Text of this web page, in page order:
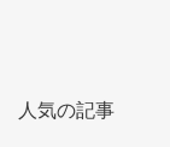
人気の記事